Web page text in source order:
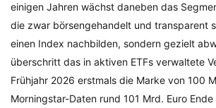
einigen Jahren wächst daneben das
die zwar börsengehandelt und transparent
einen Index nachbilden, sondern gezielt
überschritt das in aktiven ETFs verwaltete
Frühjahr 2026 erstmals die Marke von 100
Morningstar-Daten rund 101 Mrd. Euro